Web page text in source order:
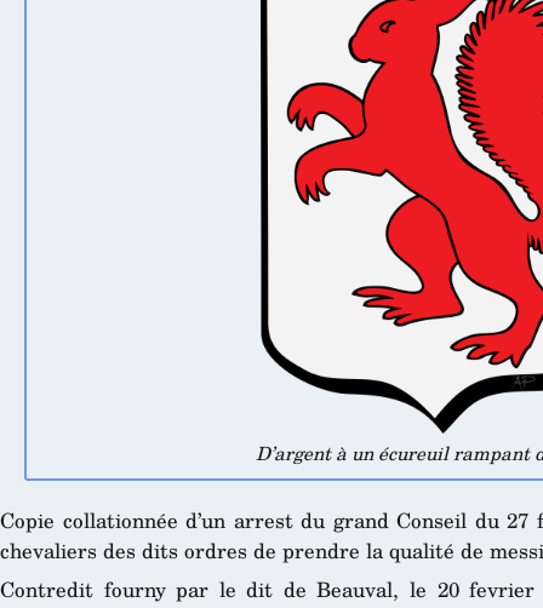
D’argent à un écureuil rampant
Copie collationnée d’un arrest du grand Conseil du
chevaliers des dits ordres de prendre la qualité de
Contredit fourny par le dit de Beauval, le 20